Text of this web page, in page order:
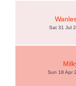
Sat 31 Jul
Sun 18 Apr